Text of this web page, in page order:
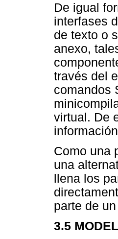
De igual
interfases
de texto o
anexo,
través del
comandos
virtual. De
Como una
una
llena los
parte de
3.5